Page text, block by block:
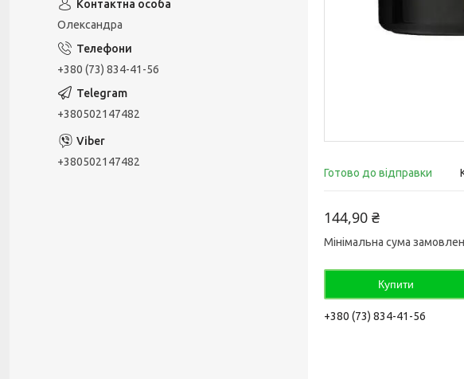
Готово до відправки
144,90 ₴
Мінімальна сума
Купити
+380 (73) 834-41-56
Олександра
+380 (73) 834-41-56
+380502147482
+380502147482